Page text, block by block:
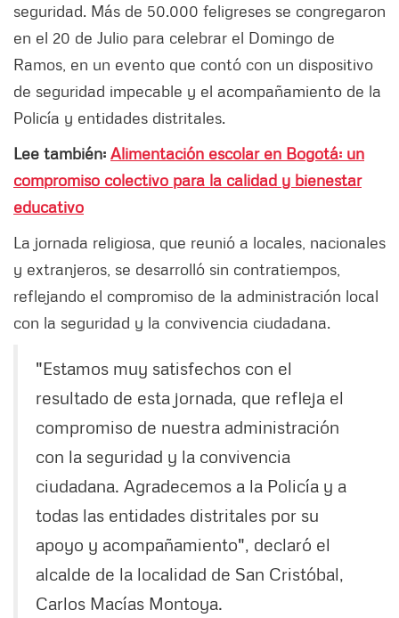
seguridad. Más de 50.000 feligreses se congregaron
en el 20 de Julio para celebrar el Domingo de
Ramos, en un evento que contó con un dispositivo
de seguridad impecable y el acompañamiento de la
Policía y entidades distritales.
Lee también: Alimentación escolar en Bogotá: un
compromiso colectivo para la calidad y bienestar
educativo
La jornada religiosa, que reunió a locales, nacionales
y extranjeros, se desarrolló sin contratiempos,
reflejando el compromiso de la administración local
con la seguridad y la convivencia ciudadana.
"Estamos muy satisfechos con el
resultado de esta jornada, que refleja el
compromiso de nuestra administración
con la seguridad y la convivencia
ciudadana. Agradecemos a la Policía y a
todas las entidades distritales por su
apoyo y acompañamiento", declaró el
alcalde de la localidad de San Cristóbal,
Carlos Macías Montoya.